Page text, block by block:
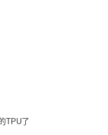
TPU了